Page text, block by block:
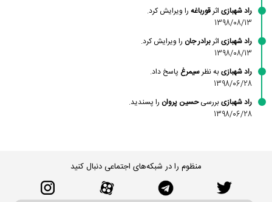
راد شهبازی اثرقورباغه را ویرایش کرد.
1398/08/13
راد شهبازی اثربرادر جان را ویرایش کرد.
1398/08/13
راد شهبازیبه نظرسیمرغ پاسخ داد.
1398/06/28
راد شهبازیبررسیحسین پروان را پسندید.
1398/06/28
منظوم را در شبکه‌های اجتماعی دنبال کنید